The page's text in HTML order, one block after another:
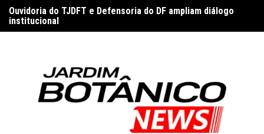
para
o
Ouvidoria do TJDFT e Defensoria do DF ampliam diálogo
institucional